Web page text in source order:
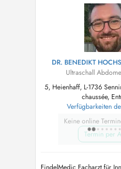
Kindern ab 3 Jahren.
Consultation interniste
DR. BENEDIKT
Ultraschall
5, Heienhaff, L-1736
chaussée,
Verfügbarkeiten
Keine online
Termin per
FindelMedic Facharzt für